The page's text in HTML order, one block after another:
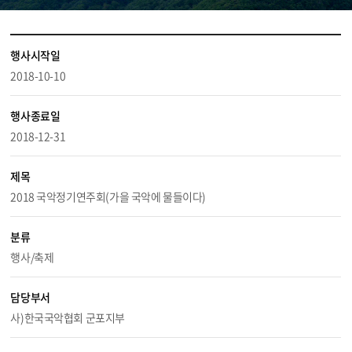
행사시작일
2018-10-10
행사종료일
2018-12-31
제목
2018 국악정기연주회(가을 국악에 물들이다)
분류
행사/축제
담당부서
사)한국국악협회 군포지부